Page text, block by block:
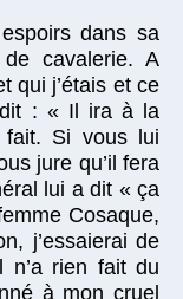
dans sa
cavalerie. A
qui j’étais et ce
dit : « Il ira à la
fait. Si vous lui
jure qu’il fera
lui a dit « ça
Cosaque,
j’essaierai de
n’a rien fait du
à mon cruel